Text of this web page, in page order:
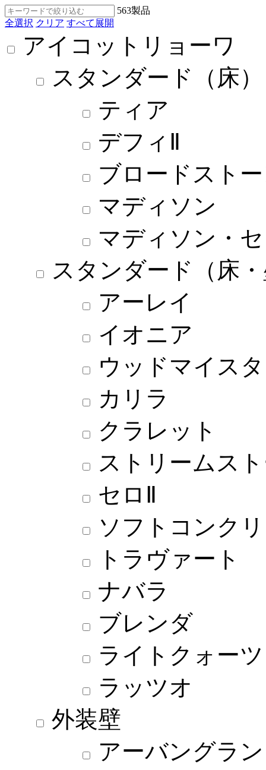
563製品
全選択 クリア すべて展開
アイコットリョーワ
スタンダード（床）
ティア
デフィⅡ
ブロードスト
マディソン
マディソン・
スタンダード（床
アーレイ
イオニア
ウッドマイス
カリラ
クラレット
ストリームス
セロⅡ
ソフトコンク
トラヴァート
ナバラ
ブレンダ
ライトクォーツ
ラッツオ
外装壁
アーバングラ